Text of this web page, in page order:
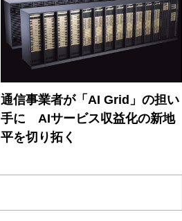
通信事業者が「AI Grid」の担い
手に AIサービス収益化の新地
平を切り拓く